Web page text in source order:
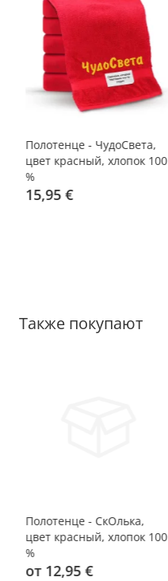
Полотенце - ЧудоСвета,
цвет красный, хлопок 100
%
15,95 €
Также покупают
Полотенце - СкОлька,
цвет красный, хлопок 100
%
от 12,95 €